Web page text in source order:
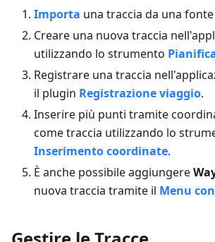
Importa una traccia da una
Creare una nuova traccia
utilizzando lo strumento
Registrare una traccia
il plugin Registrazione viaggio.
Inserire più punti tramite
come traccia utilizzando lo
Inserimento coordinate.
È anche possibile aggiungere
nuova traccia tramite il Menu